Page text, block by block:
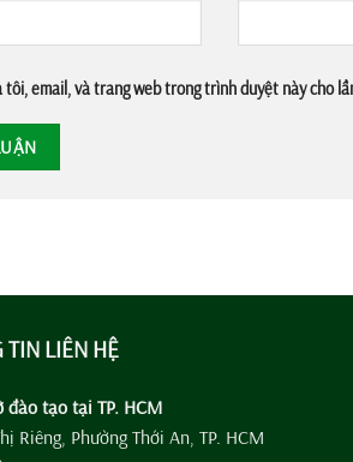
tôi, email, và trang web trong trình duyệt này cho
TIN LIÊN HỆ
đào tạo tại TP. HCM
Riêng, Phường Thới An, TP. HCM